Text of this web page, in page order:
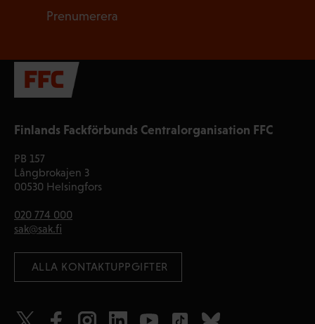
Finlands Fackförbunds Centralorganisation FFC
PB 157
Långbrokajen 3
00530 Helsingfors
020 774 000
sak@sak.fi
ALLA KONTAKTUPPGIFTER
Prenumerera